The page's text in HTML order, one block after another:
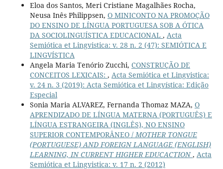
Eloa dos Santos, Meri Cristiane Magalhães Rocha,
Neusa Inês Philippsen, O MINICONTO NA PROMOÇÃO
DO ENSINO DE LÍNGUA PORTUGUESA SOB A ÓTICA
DA SOCIOLINGUÍSTICA EDUCACIONAL , Acta
Semiótica et Lingvistica: v. 28 n. 2 (47): SEMIÓTICA E
LINGVÍSTICA
Angela Maria Tenório Zucchi, CONSTRUÇÃO DE
CONCEITOS LEXICAIS: , Acta Semiótica et Lingvistica:
v. 24 n. 3 (2019): Acta Semiótica et Lingvística: Edição
Especial
Sonia Maria ALVAREZ, Fernanda Thomaz MAZA, O
APRENDIZADO DE LÍNGUA MATERNA (PORTUGUÊS) E
LÍNGUA ESTRANGEIRA (INGLÊS), NO ENSINO
SUPERIOR CONTEMPORÂNEO /MOTHER TONGUE
(PORTUGUESE) AND FOREIGN LANGUAGE (ENGLISH)
LEARNING, IN CURRENT HIGHER EDUCACTION , Acta
Semiótica et Lingvistica: v. 17 n. 2 (2012)